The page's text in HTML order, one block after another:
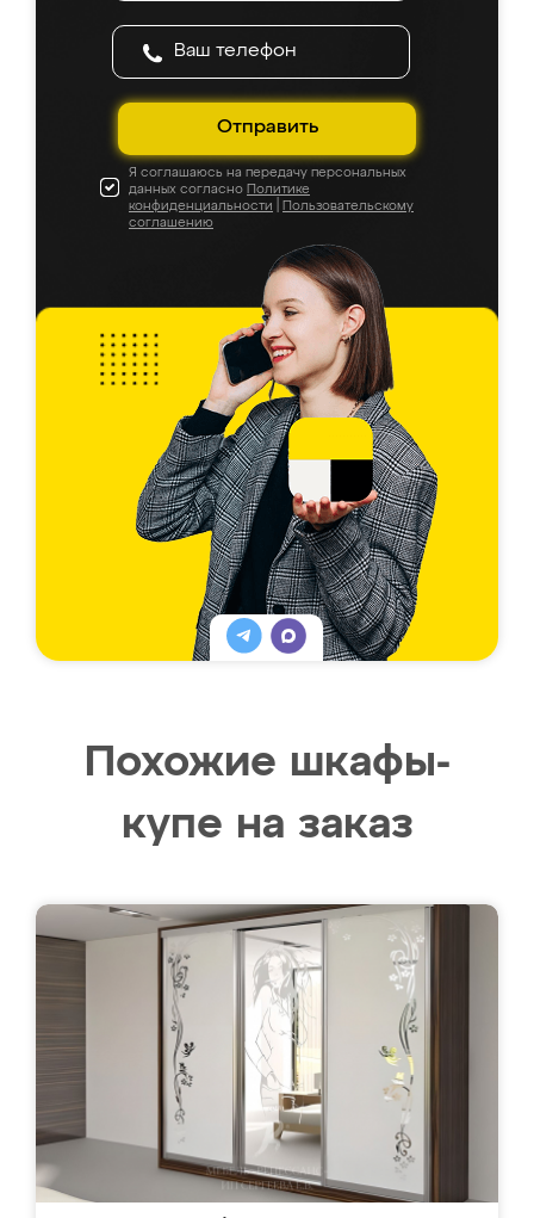
Отправить
Я соглашаюсь на передачу персональных
данных согласно Политике
конфиденциальности
Пользовательскому
соглашению
Похожие шкафы-
купе на заказ